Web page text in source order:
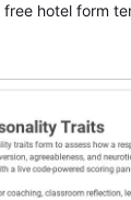
hotel form